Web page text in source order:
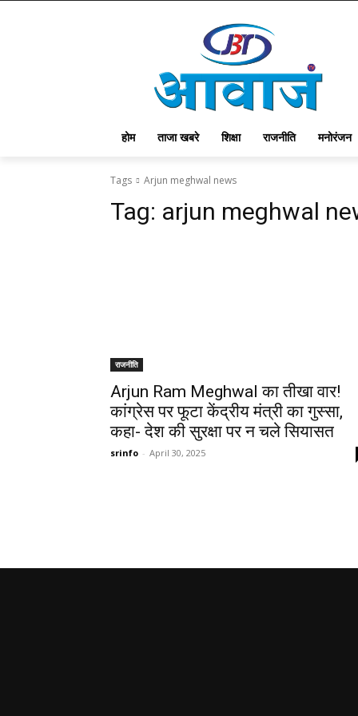
होम ताजा खबरे शिक्षा राजनीति मनोरंजन
Tags Arjun meghwal news
Tag: arjun meghwal
राजनीति
Arjun Ram Meghwal का तीखा वार!
कांग्रेस पर फूटा केंद्रीय मंत्री का गुस्सा,
कहा- देश की सुरक्षा पर न चले सियासत
srinfo - April 30, 2025